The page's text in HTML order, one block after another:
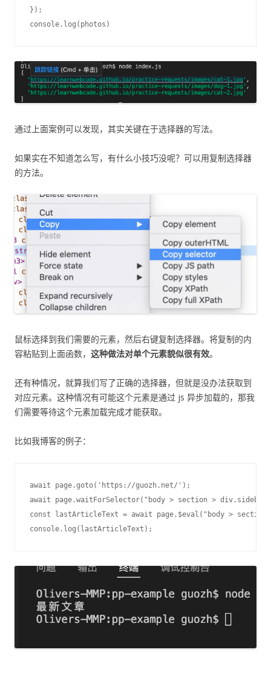
});
通过上面案例可以发现，其实关键在于选择器的写法。
如果实在不知道怎么写，有什么小技巧没呢？可以用复制选择器
的方法。
鼠标选择到我们需要的元素，然后右键复制选择器。将复制的内
容粘贴到上面函数， 这种做法对单个元素貌似很有效。
还有种情况，就算我们写了正确的选择器，但就是没办法获取到
对应元素。这种情况有可能这个元素是通过 js 异步加载的，那我
们需要等待这个元素加载完成才能获取。
比如我博客的例子：
await page.goto('https://guozh.net/');
await page.waitForSelector("body > section >
const lastArticleText = await page.$eval("body >